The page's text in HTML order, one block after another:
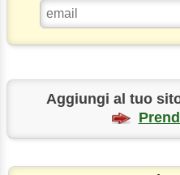
Aggiungi al tuo